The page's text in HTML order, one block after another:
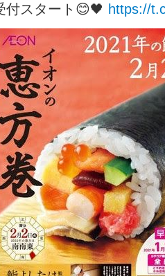
付スタート😊🖤 https://